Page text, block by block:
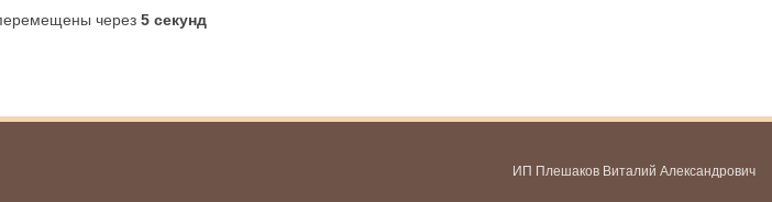
через 5 секунд
ИП Плешаков Виталий Александрович